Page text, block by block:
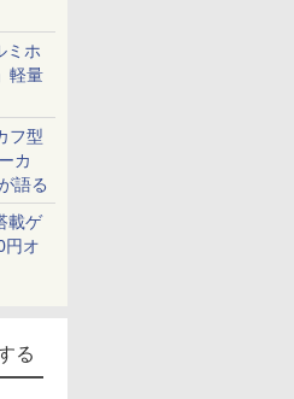
ミホ
軽量
フ型
カ
語る
載ゲ
円オ
る